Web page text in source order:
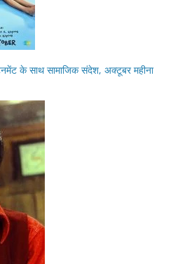
के साथ सामाजिक संदेश, अक्टूबर महीना